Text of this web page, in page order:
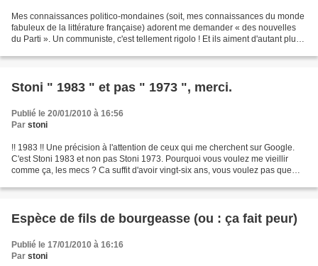
Mes connaissances politico-mondaines (soit, mes connaissances du monde
fabuleux de la littérature française) adorent me demander « des nouvelles
du Parti ». Un communiste, c'est tellement rigolo ! Et ils aiment d'autant plus
Stoni " 1983 " et pas " 1973 ", merci.
Publié le 20/01/2010 à 16:56
Par stoni
!! 1983 !! Une précision à l'attention de ceux qui me cherchent sur Google.
C'est Stoni 1983 et non pas Stoni 1973. Pourquoi vous voulez me vieillir
comme ça, les mecs ? Ca suffit d'avoir vingt-six ans, vous voulez pas que
Espèce de fils de bourgeasse (ou : ça fait peur)
Publié le 17/01/2010 à 16:16
Par stoni